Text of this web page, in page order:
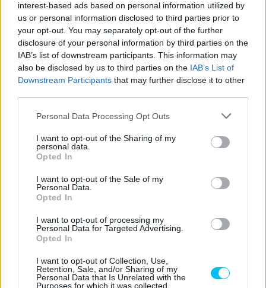
interest-based ads based on personal information utilized by
us or personal information disclosed to third parties prior to
your opt-out. You may separately opt-out of the further
disclosure of your personal information by third parties on the
IAB’s list of downstream participants. This information may
also be disclosed by us to third parties on the IAB’s List of
Downstream Participants that may further disclose it to other
Please note that this website/app uses one or more Google
not limited to your visit or usage behaviour. You may click to
grant or deny consent to Google and its third-party tags to
use your data for below specified purposes in below Google
consent section.
Personal Data Processing Opt Outs
I want to opt-out of the Sharing of my
personal data.
Opted In
I want to opt-out of the Sale of my
Personal Data.
Opted In
I want to opt-out of processing my
Personal Data for Targeted Advertising.
Opted In
I want to opt-out of Collection, Use,
Retention, Sale, and/or Sharing of my
Personal Data that Is Unrelated with the
Purposes for which it was collected.